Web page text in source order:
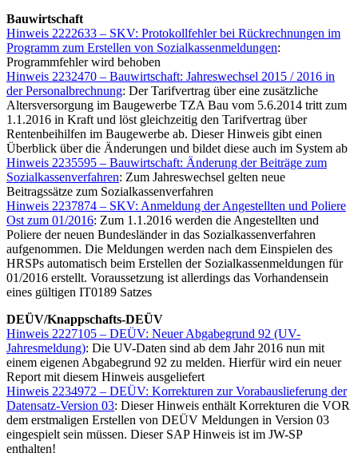
Bauwirtschaft
Hinweis 2222633 – SKV: Protokollfehler bei Rückrechnungen im
Programm zum Erstellen von Sozialkassenmeldungen:
Programmfehler wird behoben
Hinweis 2232470 – Bauwirtschaft: Jahreswechsel 2015 / 2016 in
der Personalbrechnung: Der Tarifvertrag über eine zusätzliche
Altersversorgung im Baugewerbe TZA Bau vom 5.6.2014 tritt zum
1.1.2016 in Kraft und löst gleichzeitig den Tarifvertrag über
Rentenbeihilfen im Baugewerbe ab. Dieser Hinweis gibt einen
Überblick über die Änderungen und bildet diese auch im System ab
Hinweis 2235595 – Bauwirtschaft: Änderung der Beiträge zum
Sozialkassenverfahren: Zum Jahreswechsel gelten neue
Beitragssätze zum Sozialkassenverfahren
Hinweis 2237874 – SKV: Anmeldung der Angestellten und Poliere
Ost zum 01/2016: Zum 1.1.2016 werden die Angestellten und
Poliere der neuen Bundesländer in das Sozialkassenverfahren
aufgenommen. Die Meldungen werden nach dem Einspielen des
HRSPs automatisch beim Erstellen der Sozialkassenmeldungen für
01/2016 erstellt. Voraussetzung ist allerdings das Vorhandensein
eines gültigen IT0189 Satzes
DEÜV/Knappschafts-DEÜV
Hinweis 2227105 – DEÜV: Neuer Abgabegrund 92 (UV-
Jahresmeldung): Die UV-Daten sind ab dem Jahr 2016 nun mit
einem eigenen Abgabegrund 92 zu melden. Hierfür wird ein neuer
Report mit diesem Hinweis ausgeliefert
Hinweis 2234972 – DEÜV: Korrekturen zur Vorabauslieferung der
Datensatz-Version 03: Dieser Hinweis enthält Korrekturen die VOR
dem erstmaligen Erstellen von DEÜV Meldungen in Version 03
eingespielt sein müssen. Dieser SAP Hinweis ist im JW-SP
enthalten!